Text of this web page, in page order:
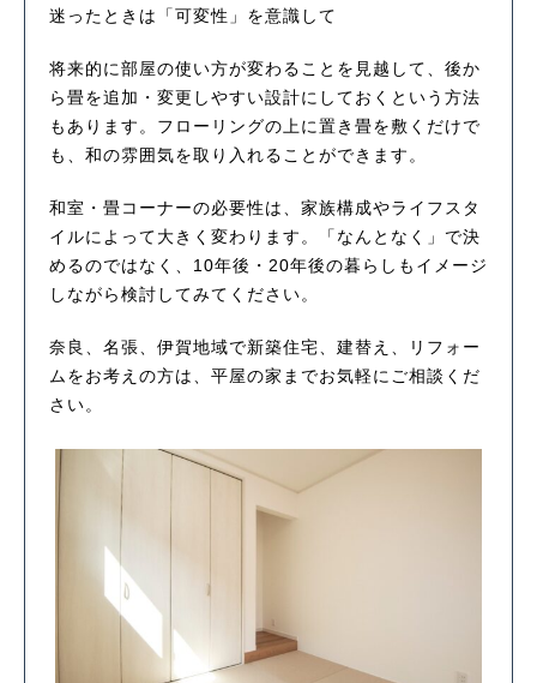
迷ったときは「可変性」を意識して
将来的に部屋の使い方が変わることを見越して、後か
ら畳を追加・変更しやすい設計にしておくという方法
もあります。フローリングの上に置き畳を敷くだけで
も、和の雰囲気を取り入れることができます。
和室・畳コーナーの必要性は、家族構成やライフスタ
イルによって大きく変わります。「なんとなく」で決
めるのではなく、10年後・20年後の暮らしもイメージ
しながら検討してみてください。
奈良、名張、伊賀地域で新築住宅、建替え、リフォー
ムをお考えの方は、平屋の家までお気軽にご相談くだ
さい。